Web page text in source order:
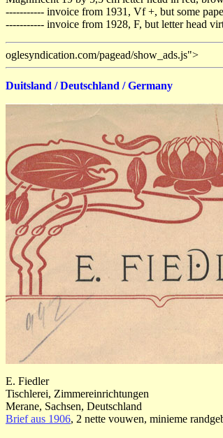
----------- invoice from 1931, Vf +, but some
----------- invoice from 1928, F, but letter head
oglesyndication.com/pagead/show_ads.js">
Duitsland / Deutschland / Germany
E. Fiedler
Tischlerei, Zimmereinrichtungen
Merane, Sachsen, Deutschland
Brief aus 1906, 2 nette vouwen, minieme